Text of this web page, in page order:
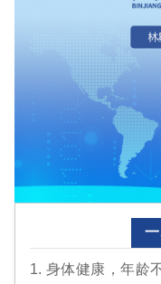
1. 身体健康，年龄